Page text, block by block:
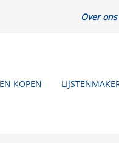
Over ons
KOPEN